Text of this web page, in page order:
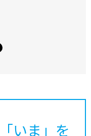
いま」を